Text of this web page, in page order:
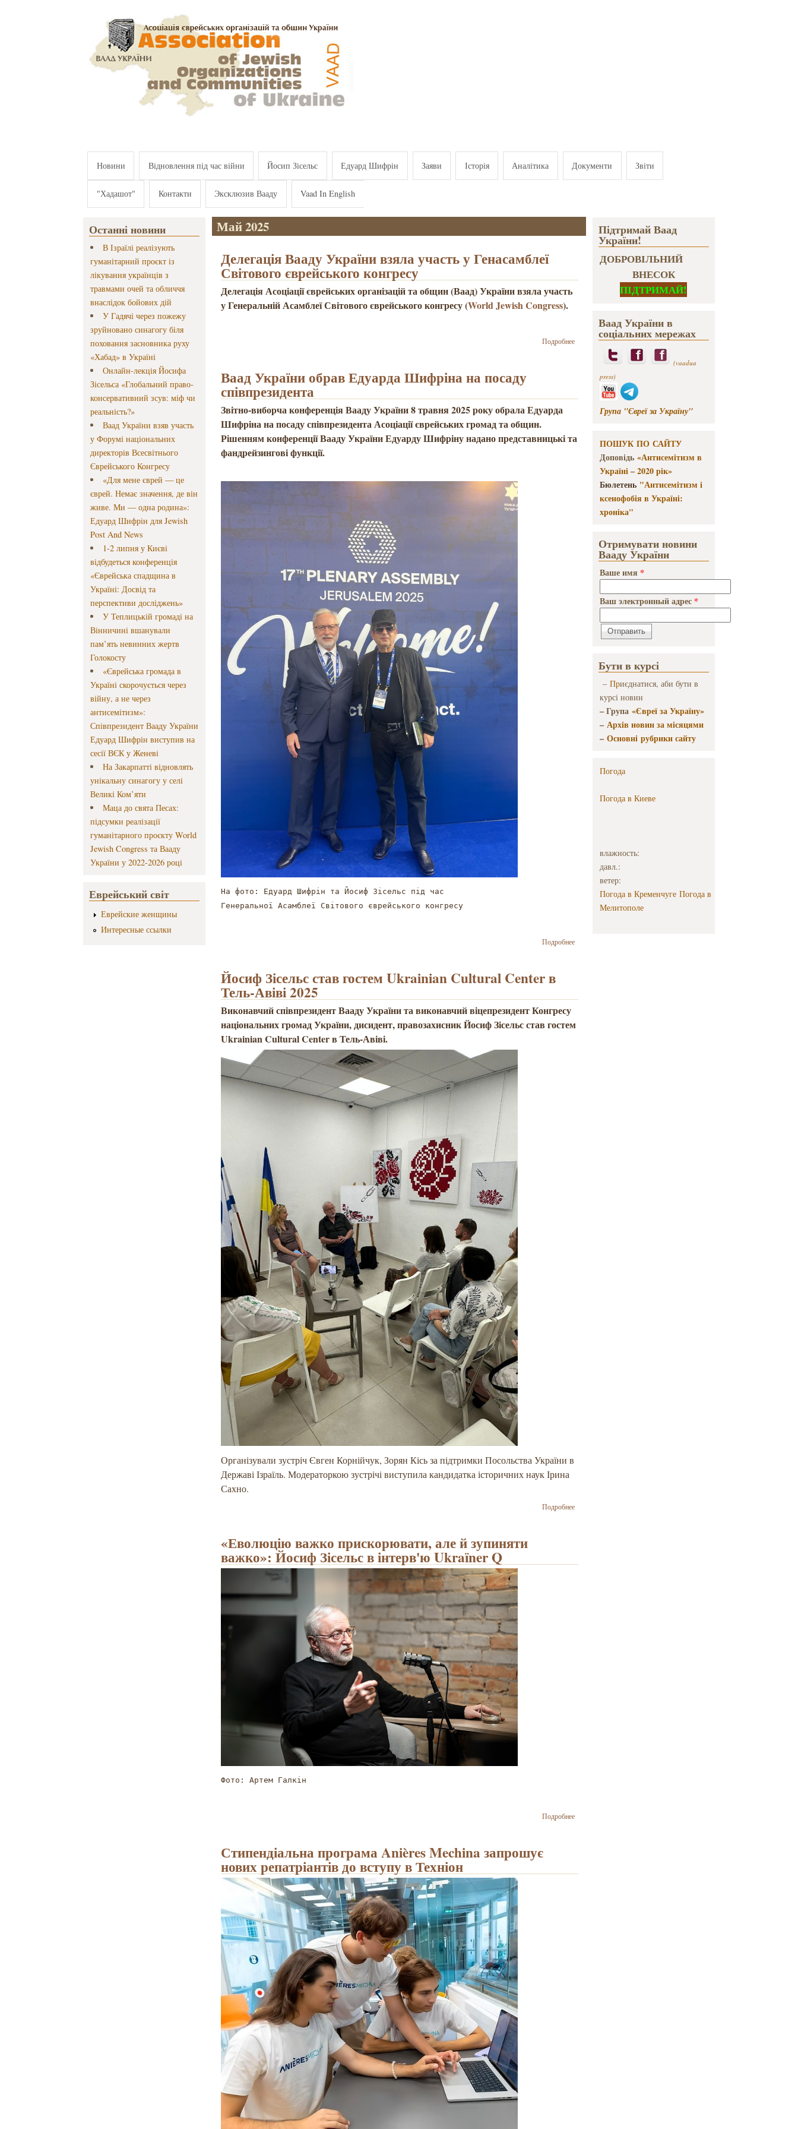
Новини Відновлення під час війни Йосип Зісельс Едуард Шифрін Заяви Історія Аналітика Документи Звіти
"Хадашот" Контакти Эксклюзив Вааду Vaad In English
Останні новини
В Ізраїлі реалізують
гуманітарний проєкт із
лікування українців з
травмами очей та обличчя
внаслідок бойових дій
У Гадячі через пожежу
зруйновано синагогу біля
поховання засновника руху
«Хабад» в Україні
Онлайн-лекція Йосифа
Зісельса «Глобальний право-
консервативний зсув: міф чи
реальність?»
Ваад України взяв участь
у Форумі національних
директорів Всесвітнього
Єврейського Конгресу
«Для мене єврей — це
єврей. Немає значення, де він
живе. Ми — одна родина»:
Едуард Шифрін для Jewish
Post And News
1-2 липня у Києві
відбудеться конференція
«Єврейська спадщина в
Україні: Досвід та
перспективи досліджень»
У Теплицькій громаді на
Вінничині вшанували
пам’ять невинних жертв
Голокосту
«Єврейська громада в
Україні скорочується через
війну, а не через
антисемітизм»:
Співпрезидент Вааду України
Едуард Шифрін виступив на
сесії ВЄК у Женеві
На Закарпатті відновлять
унікальну синагогу у селі
Великі Ком’яти
Маца до свята Песах:
підсумки реалізації
гуманітарного проєкту World
Jewish Congress та Вааду
України у 2022-2026 році
Еврейський світ
Еврейские женщины
Интересные ссылки
Май 2025
Делегація Вааду України взяла участь у Генасамблеї
Світового єврейського конгресу
Делегація Асоціації єврейських організацій та общин (Ваад) України взяла участь
у Генеральній Асамблеї Світового єврейського конгресу (World Jewish Congress).
Подробнеео Делегація
Генасамблеї
єврейського
Ваад України обрав Едуарда Шифріна на посаду
співпрезидента
Звітно-виборча конференція Вааду України 8 травня 2025 року обрала Едуарда
Шифріна на посаду співпрезидента Асоціації єврейських громад та общин.
Рішенням конференції Вааду України Едуарду Шифріну надано представницькі та
фандрейзингові функції.
На фото: Едуард Шифрін та Йосиф Зісельс під час
Генеральної Асамблеї Світового єврейського конгресу
Подробнеео Ваад
Йосиф Зісельс став гостем Ukrainian Cultural Center в
Тель-Авіві 2025
Виконавчий співпрезидент Вааду України та виконавчий віцепрезидент Конгресу
національних громад України, дисидент, правозахисник Йосиф Зісельс став гостем
Ukrainian Cultural Center в Тель-Авіві.
Організували зустріч Євген Корнійчук, Зорян Кісь за підтримки Посольства України в
Державі Ізраїль. Модераторкою зустрічі виступила кандидатка історичних наук Ірина
Сахно.
Подробнеео Йосиф
«Еволюцію важко прискорювати, але й зупиняти
важко»: Йосиф Зісельс в інтерв'ю Ukraїner Q
Фото: Артем Галкін
Подробнеео «Еволюцію
Стипендіальна програма Anières Mechina запрошує
нових репатріантів до вступу в Техніон
Підтримай Ваад
України!
ДОБРОВІЛЬНИЙ
ВНЕСОК
ПІДТРИМАЙ!
Ваад України в
соціальних мережах
(vaadua
press)
Група "Євреї за Україну"
ПОШУК ПО САЙТУ
Доповідь «Антисемітизм в
Україні – 2020 рік»
Бюлетень "Антисемітизм і
ксенофобія в Україні:
хроніка"
Отримувати новини
Вааду України
Ваше имя *
Ваш электронный адрес *
Бути в курсі
– Приєднатися, аби бути в
курсі новин
– Група «Євреї за Україну»
–Архів новин за місяцями
–Основні рубрики сайту
Погода
Погода в Киеве
влажность:
давл.:
ветер:
Погода в Кременчуге Погода в
Мелитополе